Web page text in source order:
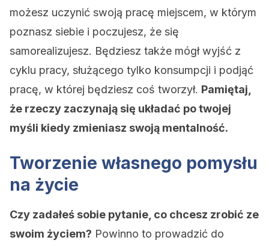
możesz uczynić swoją pracę miejscem, w którym
poznasz siebie i poczujesz, że się
samorealizujesz. Będziesz także mógł wyjść z
cyklu pracy, służącego tylko konsumpcji i podjąć
pracę, w której będziesz coś tworzył. Pamiętaj,
że rzeczy zaczynają się układać po twojej
myśli kiedy zmieniasz swoją mentalność.
Tworzenie własnego pomysłu
na życie
Czy zadałeś sobie pytanie, co chcesz zrobić ze
swoim życiem? Powinno to prowadzić do